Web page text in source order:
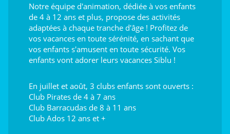
Notre équipe d'animation, dédiée à vos enfants
de 4 à 12 ans et plus, propose des activités
adaptées à chaque tranche d'âge ! Profitez de
vos vacances en toute sérénité, en sachant que
vos enfants s'amusent en toute sécurité. Vos
enfants vont adorer leurs vacances Siblu !
En juillet et août, 3 clubs enfants sont ouverts :
Club Pirates de 4 à 7 ans
Club Barracudas de 8 à 11 ans
Club Ados 12 ans et +